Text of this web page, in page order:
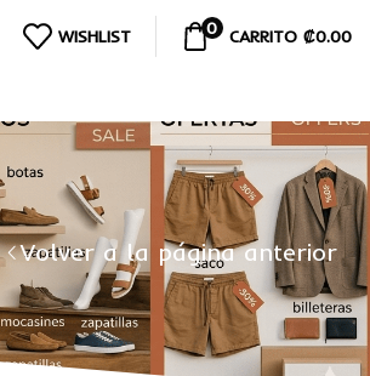
WISHLIST 0 CARRITO ₡0.00
Volver a la página anterior